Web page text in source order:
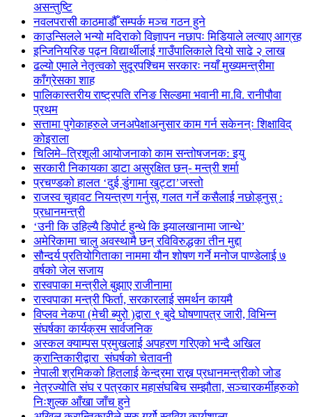
असन्तुष्टि
नवलपरासी काठमाडौँ सम्पर्क मञ्च गठन हुने
काउन्सिलले भन्यो मदिराको विज्ञापन नछापः मिडियाले लत्याए आग्रह
इन्जिनियरिङ पढ्न विद्यार्थीलाई गाउँपालिकाले दियो साढे २ लाख
ढल्यो एमाले नेतृत्वको सुदूरपश्चिम सरकारः नयाँ मुख्यमन्त्रीमा
काँग्रेसका शाह
पालिकास्तरीय राष्ट्रपति रनिङ सिल्डमा भवानी मा.वि. रानीपौवा
प्रथम
सत्तामा पुगेकाहरुले जनअपेक्षाअनुसार काम गर्न सकेनन्ः शिक्षाविद्
कोइराला
चिलिमे–त्रिशूली आयोजनाको काम सन्तोषजनक: इयु
सरकारी निकायका डाटा असुरक्षित छन्- मन्त्री शर्मा
प्रचण्डको हालत ‘दुई डुंगामा खुट्टा’जस्तो
राजस्व चुहावट नियन्त्रण गर्नुस्, गलत गर्ने कसैलाई नछोड्नुस् :
प्रधानमन्त्री
‘उनी कि उहिल्यै डिपोर्ट हुन्थे कि झ्यालखानामा जान्थे’
अमेरिकामा चालु अवस्थामै छन् रविविरुद्धका तीन मुद्दा
सौन्दर्य प्रतियोगिताका नाममा यौन शोषण गर्ने मनोज पाण्डेलाई ७
वर्षको जेल सजाय
रास्वपाका मन्त्रीले बुझाए राजीनामा
रास्वपाका मन्त्री फिर्ता, सरकारलाई समर्थन कायमै
विप्लव नेकपा (मेची ब्युरो )द्वारा ९ बुदे घोषणापत्र जारी, विभिन्न
संघर्षका कार्यक्रम सार्वजनिक
अस्कल क्याम्पस प्रमुखलाई अपहरण गरिएको भन्दै अखिल
क्रान्तिकारीद्वारा संघर्षको चेतावनी
नेपाली श्रमिकको हितलाई केन्द्रमा राख्न प्रधानमन्त्रीको जोड
नेत्रज्योति संघ र पत्रकार महासंघबिच सम्झौता, सञ्चारकर्मीहरुको
निःशुल्क आँखा जाँच हुने